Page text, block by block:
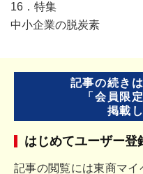
16．特集 「省
中小企業の脱炭素
記事の続き
「会員限
掲載
はじめてユーザー登
記事の閲覧には東商マイ